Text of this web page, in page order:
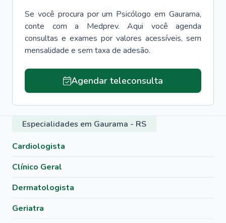
Se você procura por um Psicólogo em Gaurama,
conte com a Medprev. Aqui você agenda
consultas e exames por valores acessíveis, sem
mensalidade e sem taxa de adesão.
Agendar teleconsulta
Especialidades em Gaurama - RS
Cardiologista
Clínico Geral
Dermatologista
Geriatra